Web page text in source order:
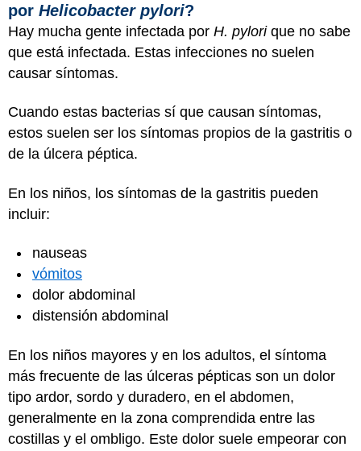
por Helicobacter pylori?
Hay mucha gente infectada por H. pylorique no sabe
que está infectada. Estas infecciones no suelen
causar síntomas.
Cuando estas bacterias sí que causan síntomas,
estos suelen ser los síntomas propios de la gastritis o
de la úlcera péptica.
En los niños, los síntomas de la gastritis pueden
incluir:
nauseas
vómitos
dolor abdominal
distensión abdominal
En los niños mayores y en los adultos, el síntoma
más frecuente de las úlceras pépticas son un dolor
tipo ardor, sordo y duradero, en el abdomen,
generalmente en la zona comprendida entre las
costillas y el ombligo. Este dolor suele empeorar con